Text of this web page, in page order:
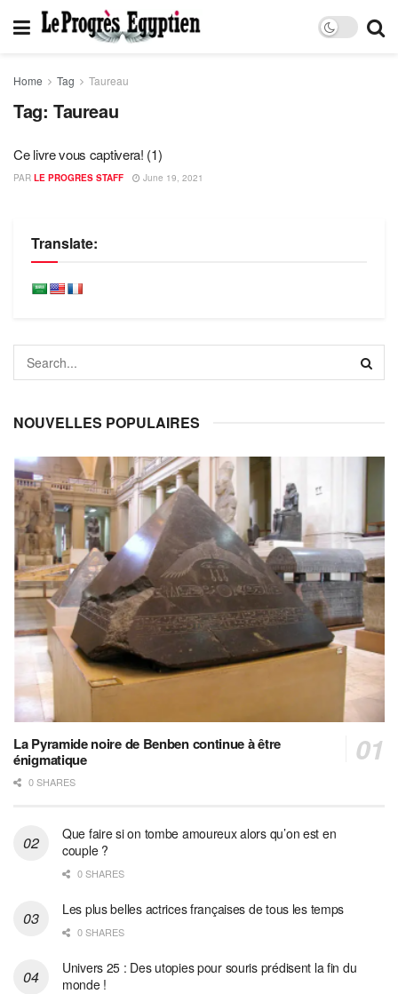
Home Tag Taureau
Tag: Taureau
Ce livre vous captivera! (1)
PAR LE PROGRES STAFF June 19, 2021
Translate:
NOUVELLES POPULAIRES
La Pyramide noire de Benben continue à être
énigmatique
0 SHARES
Que faire si on tombe amoureux alors qu’on est en
couple ?
0 SHARES
Les plus belles actrices françaises de tous les temps
0 SHARES
Univers 25 : Des utopies pour souris prédisent la fin du
monde !